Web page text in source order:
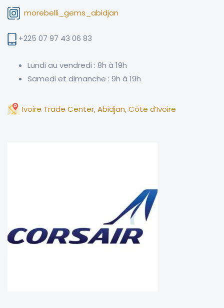
morebelli_gems_abidjan
+225 07 97 43 06 83
Lundi au vendredi : 8h à 19h
Samedi et dimanche : 9h à 19h
Ivoire Trade Center, Abidjan, Côte d’Ivoire